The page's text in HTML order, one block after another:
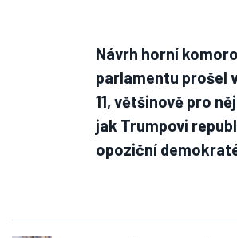
Návrh horní
parlamentu prošel
11, většinově pro
jak Trumpovi
opoziční